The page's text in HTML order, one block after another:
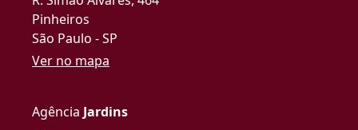
Pinheiros
São Paulo - SP
Ver no mapa
Agência Jardins